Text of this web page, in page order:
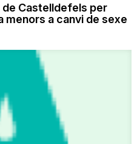
de Castelldefels per
menors a canvi de sexe